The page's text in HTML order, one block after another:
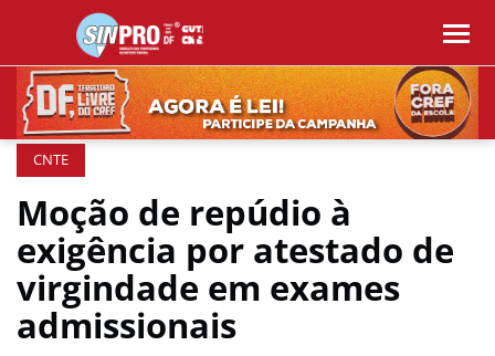
CNTE
Moção de repúdio à
exigência por atestado de
virgindade em exames
admissionais